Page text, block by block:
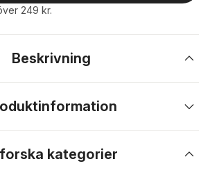
249 kr.
Beskrivning
kategorier